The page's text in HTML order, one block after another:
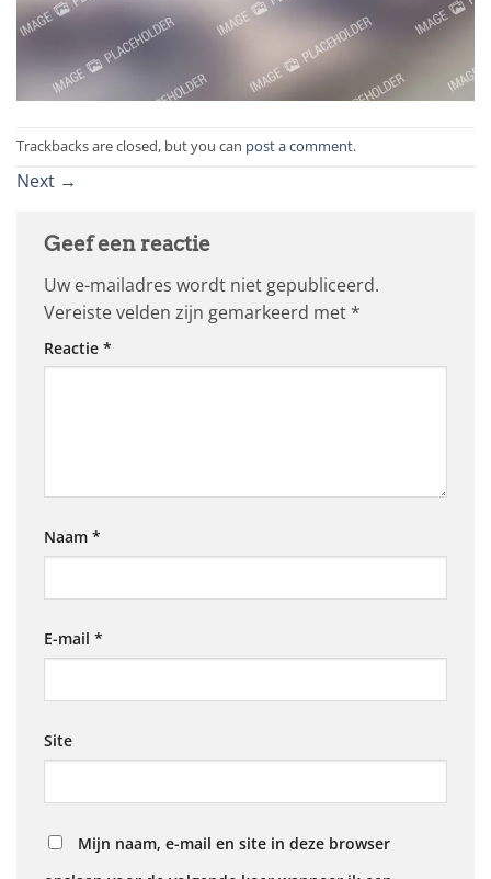
Trackbacks are closed, but you can post a comment.
Next →
Geef een reactie
Uw e-mailadres wordt niet gepubliceerd.
Vereiste velden zijn gemarkeerd met *
Reactie *
Naam *
E-mail *
Site
Mijn naam, e-mail en site in deze browser